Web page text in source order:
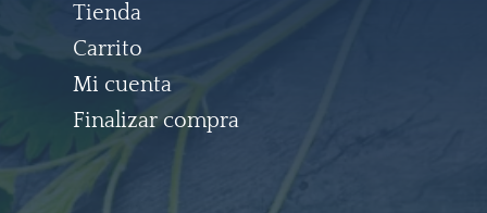
Tienda
Carrito
Mi cuenta
Finalizar compra